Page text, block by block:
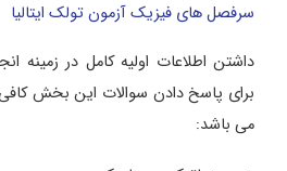
سرفصل های فیزیک آزمون تولک ایتالیا
داشتن اطلاعات اولیه کامل در زمینه
برای پاسخ دادن سوالات این بخش
می باشد: